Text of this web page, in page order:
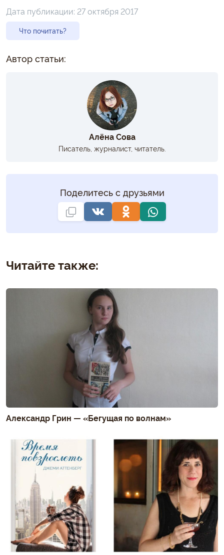
Дата публикации: 27 октября 2017
Что почитать?
Автор статьи:
Алёна Сова
Писатель, журналист, читатель.
Поделитесь с друзьями
Читайте также:
Александр Грин — «Бегущая по волнам»